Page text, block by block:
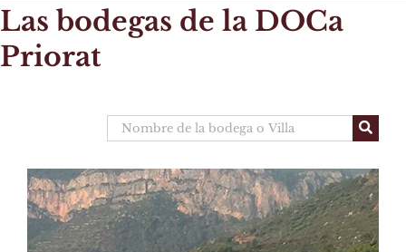
Las bodegas de la DOCa
Priorat